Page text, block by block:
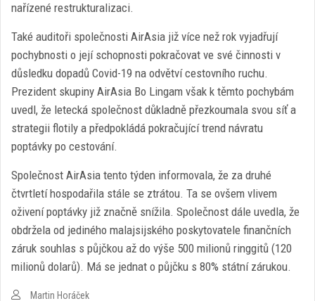
nařízené restrukturalizaci.
Také auditoři společnosti AirAsia již více než rok vyjadřují
pochybnosti o její schopnosti pokračovat ve své činnosti v
důsledku dopadů Covid-19 na odvětví cestovního ruchu.
Prezident skupiny AirAsia Bo Lingam však k těmto pochybám
uvedl, že letecká společnost důkladně přezkoumala svou síť a
strategii flotily a předpokládá pokračující trend návratu
poptávky po cestování.
Společnost AirAsia tento týden informovala, že za druhé
čtvrtletí hospodařila stále se ztrátou. Ta se ovšem vlivem
oživení poptávky již značně snížila. Společnost dále uvedla, že
obdržela od jediného malajsijského poskytovatele finančních
záruk souhlas s půjčkou až do výše 500 milionů ringgitů (120
milionů dolarů). Má se jednat o půjčku s 80% státní zárukou.
Martin Horáček